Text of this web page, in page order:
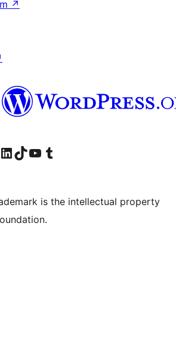
↗
Instagram account
Visit our LinkedIn account
Visit our TikTok account
Visit our YouTube channel
Visit our Tumblr account
is the intellectual property